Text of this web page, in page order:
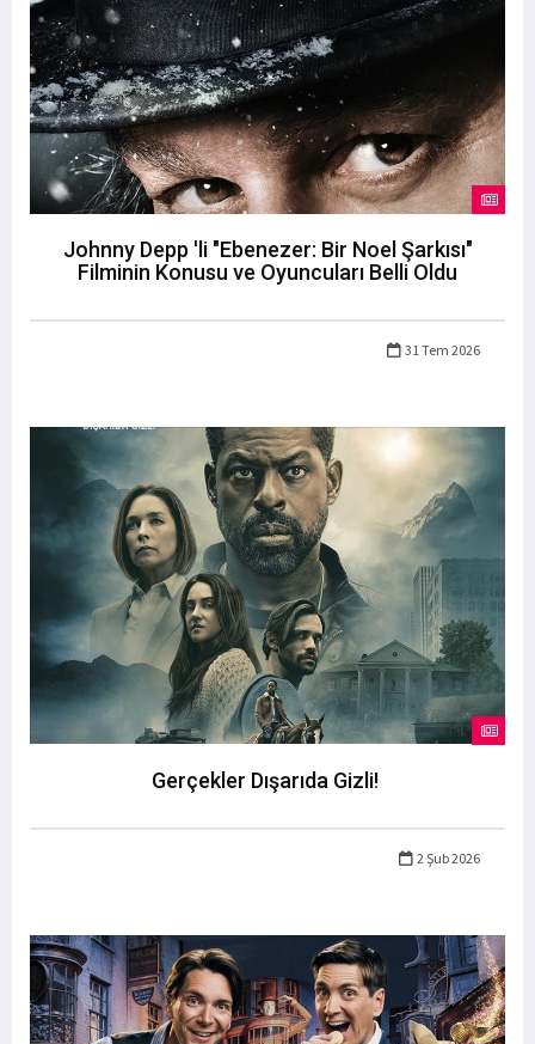
Johnny Depp 'li "Ebenezer: Bir Noel Şarkısı"
Filminin Konusu ve Oyuncuları Belli Oldu
31 Tem 2026
Gerçekler Dışarıda Gizli!
2 Şub 2026